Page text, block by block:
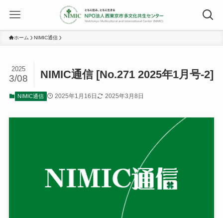
ホーム NIMIC通信
NIMIC通信 [No.271 2025年1月号-2]
2025
3/08
NIMIC通信 2025年1月16日 2025年3月8日